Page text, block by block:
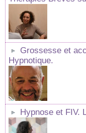
Grossesse et
Hypnotique.
Hypnose et FIV.